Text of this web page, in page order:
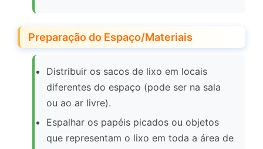
Preparação do Espaço/Materiais
Distribuir os sacos de lixo em locais
diferentes do espaço (pode ser na sala
ou ao ar livre).
Espalhar os papéis picados ou objetos
que representam o lixo em toda a área de